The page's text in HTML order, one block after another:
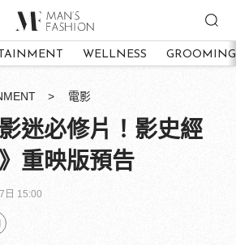
WELLNESS GROOMING
電影
迷必修片！影史經
重映版預告
日 15:00